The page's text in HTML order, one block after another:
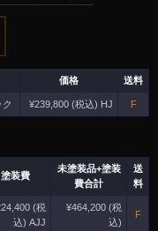
価格 送料
¥239,800 (税込) HJ F
塗装費
未塗装品+塗装
費合計
送
料
(税
込) AJJ
¥464,200 (税
込)
F